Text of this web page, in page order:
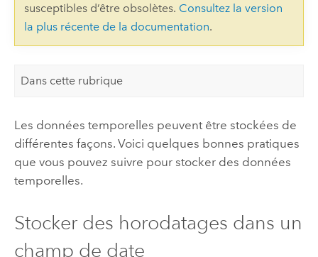
susceptibles d’être obsolètes. Consultez la version
la plus récente de la documentation.
Dans cette rubrique
Les données temporelles peuvent être stockées de
différentes façons. Voici quelques bonnes pratiques
que vous pouvez suivre pour stocker des données
temporelles.
Stocker des horodatages dans un
champ de date